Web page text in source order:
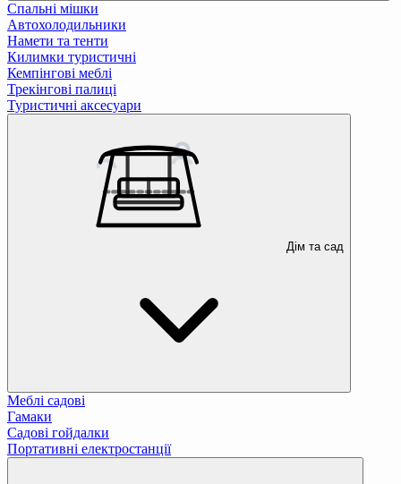
Спальні мішки
Автохолодильники
Намети та тенти
Килимки туристичні
Кемпінгові меблі
Трекінгові палиці
Туристичні аксесуари
Дім та сад
Меблі садові
Гамаки
Садові гойдалки
Портативні електростанції